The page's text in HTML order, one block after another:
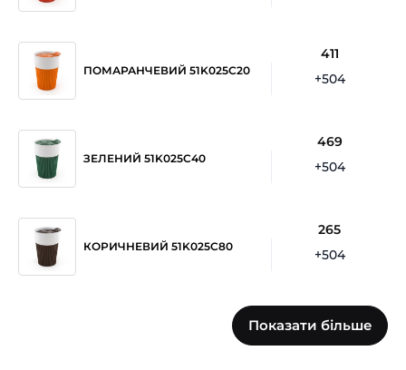
ПОМАРАНЧЕВИЙ 51K025C20
411
+504
ЗЕЛЕНИЙ 51K025C40
469
+504
КОРИЧНЕВИЙ 51K025C80
265
+504
121
+504
Показати більше